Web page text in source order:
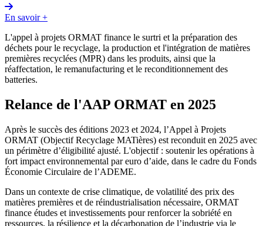
En savoir +
L'appel à projets ORMAT finance le surtri et la préparation des
déchets pour le recyclage, la production et l'intégration de matières
premières recyclées (MPR) dans les produits, ainsi que la
réaffectation, le remanufacturing et le reconditionnement des
batteries.
Relance de l'AAP ORMAT en 2025
Après le succès des éditions 2023 et 2024, l’Appel à Projets
ORMAT (Objectif Recyclage MATières) est reconduit en 2025 avec
un périmètre d’éligibilité ajusté. L'objectif : soutenir les opérations à
fort impact environnemental par euro d’aide, dans le cadre du Fonds
Économie Circulaire de l’ADEME.
Dans un contexte de crise climatique, de volatilité des prix des
matières premières et de réindustrialisation nécessaire, ORMAT
finance études et investissements pour renforcer la sobriété en
ressources, la résilience et la décarbonation de l’industrie via le